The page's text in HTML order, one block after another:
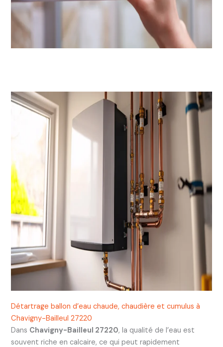
Détartrage ballon d’eau chaude, chaudière et cumulus à
Chavigny-Bailleul 27220
Dans Chavigny-Bailleul 27220, la qualité de l’eau est
souvent riche en calcaire, ce qui peut rapidement